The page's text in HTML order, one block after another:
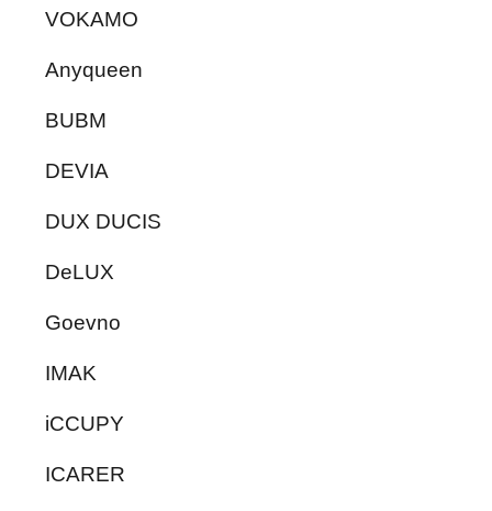
VOKAMO
Anyqueen
BUBM
DEVIA
DUX DUCIS
DeLUX
Goevno
IMAK
iCCUPY
ICARER